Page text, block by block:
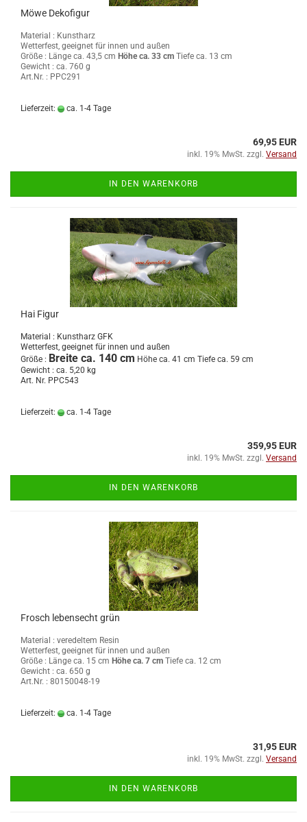
Möwe Dekofigur
Material : Kunstharz
Wetterfest, geeignet für innen und außen
Größe : Länge ca. 43,5 cm Höhe ca. 33 cm Tiefe ca. 13 cm
Gewicht : ca. 760 g
Art.Nr. : PPC291
Lieferzeit: ca. 1-4 Tage
69,95 EUR
inkl. 19% MwSt. zzgl. Versand
IN DEN WARENKORB
Hai Figur
Material : Kunstharz GFK
Wetterfest, geeignet für innen und außen
Größe : Breite ca. 140 cm Höhe ca. 41 cm Tiefe ca. 59 cm
Gewicht : ca. 5,20 kg
Art. Nr. PPC543
Lieferzeit: ca. 1-4 Tage
359,95 EUR
inkl. 19% MwSt. zzgl. Versand
IN DEN WARENKORB
Frosch lebensecht grün
Material : veredeltem Resin
Wetterfest, geeignet für innen und außen
Größe : Länge ca. 15 cm Höhe ca. 7 cm Tiefe ca. 12 cm
Gewicht : ca. 650 g
Art.Nr. : 80150048-19
Lieferzeit: ca. 1-4 Tage
31,95 EUR
inkl. 19% MwSt. zzgl. Versand
IN DEN WARENKORB